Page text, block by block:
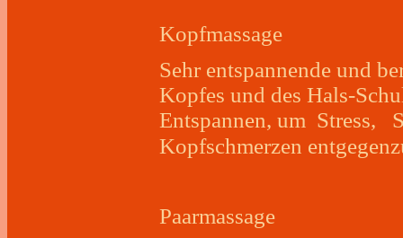
Kopfmassage
Sehr entspannende und
Kopfes und des Hals-
Entspannen, um Stress,
Kopfschmerzen
Paarmassage